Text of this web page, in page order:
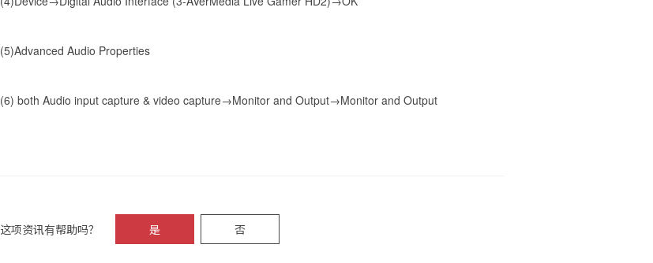
(5)Advanced Audio Properties
(6) both Audio input capture & video capture→Monitor and Output→Monitor and Output
这项资讯有帮助吗？ 是 否